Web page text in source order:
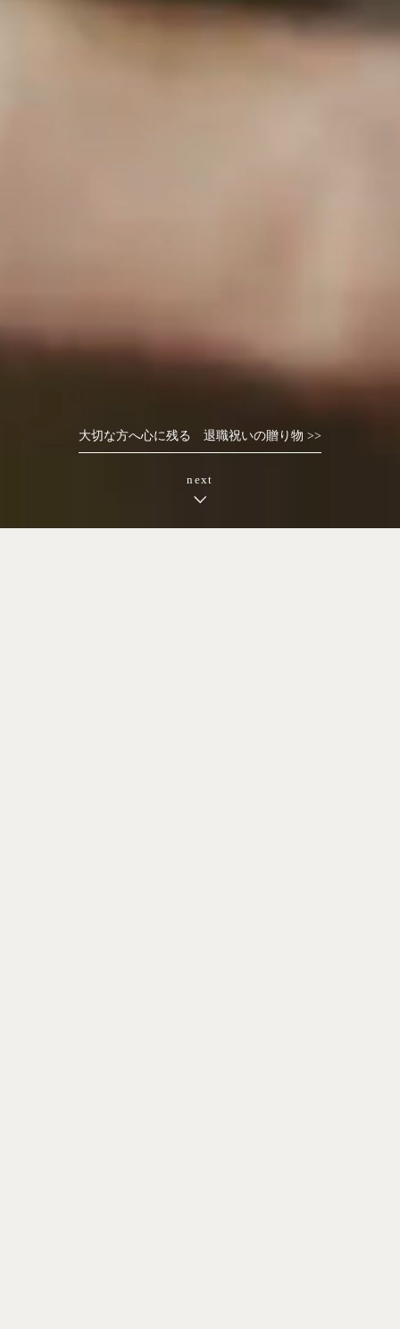
next
大切な方へ心に残る 退職祝いの贈り物 >>